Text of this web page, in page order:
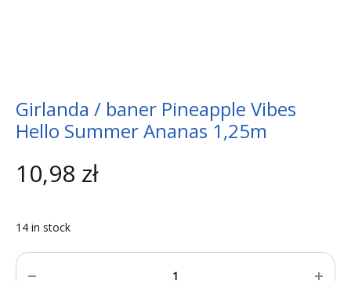
Girlanda / baner Pineapple Vibes
Hello Summer Ananas 1,25m
10,98 zł
14 in stock
Quantity